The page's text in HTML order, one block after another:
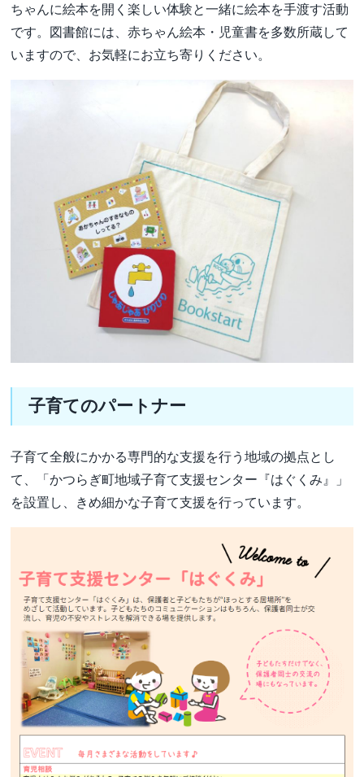
ちゃんに絵本を開く楽しい体験と一緒に絵本を手渡す活動
です。図書館には、赤ちゃん絵本・児童書を多数所蔵して
いますので、お気軽にお立ち寄りください。
子育てのパートナー
子育て全般にかかる専門的な支援を行う地域の拠点とし
て、「かつらぎ町地域子育て支援センター『はぐくみ』」
を設置し、きめ細かな子育て支援を行っています。